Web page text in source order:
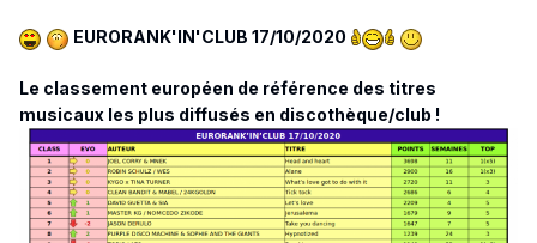
EURORANK'IN'CLUB 17/10/2020
Le classement européen de référence des titres
musicaux les plus diffusés en discothèque/club !